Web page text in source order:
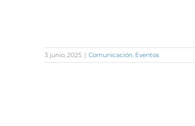
3 junio, 2025 | Comunicación, Eventos